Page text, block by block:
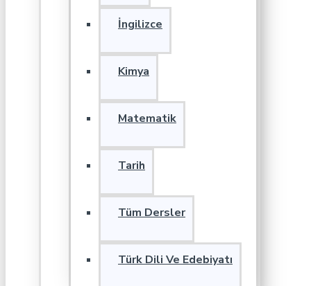
İngilizce
Kimya
Matematik
Tarih
Tüm Dersler
Türk Dili Ve Edebiyatı